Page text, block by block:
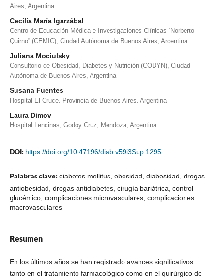
Aires, Argentina
Cecilia María Igarzábal
Centro de Educación Médica e Investigaciones Clínicas “Norberto
Quirno” (CEMIC), Ciudad Autónoma de Buenos Aires, Argentina
Juliana Mociulsky
Consultorio de Obesidad, Diabetes y Nutrición (CODYN), Ciudad
Autónoma de Buenos Aires, Argentina
Susana Fuentes
Hospital El Cruce, Provincia de Buenos Aires, Argentina
Laura Dimov
Hospital Lencinas, Godoy Cruz, Mendoza, Argentina
DOI: https://doi.org/10.47196/diab.v59i3Sup.1295
Palabras clave: diabetes mellitus, obesidad, diabesidad, drogas
antiobesidad, drogas antidiabetes, cirugía bariátrica, control
glucémico, complicaciones microvasculares, complicaciones
macrovasculares
Resumen
En los últimos años se han registrado avances significativos
tanto en el tratamiento farmacológico como en el quirúrgico de